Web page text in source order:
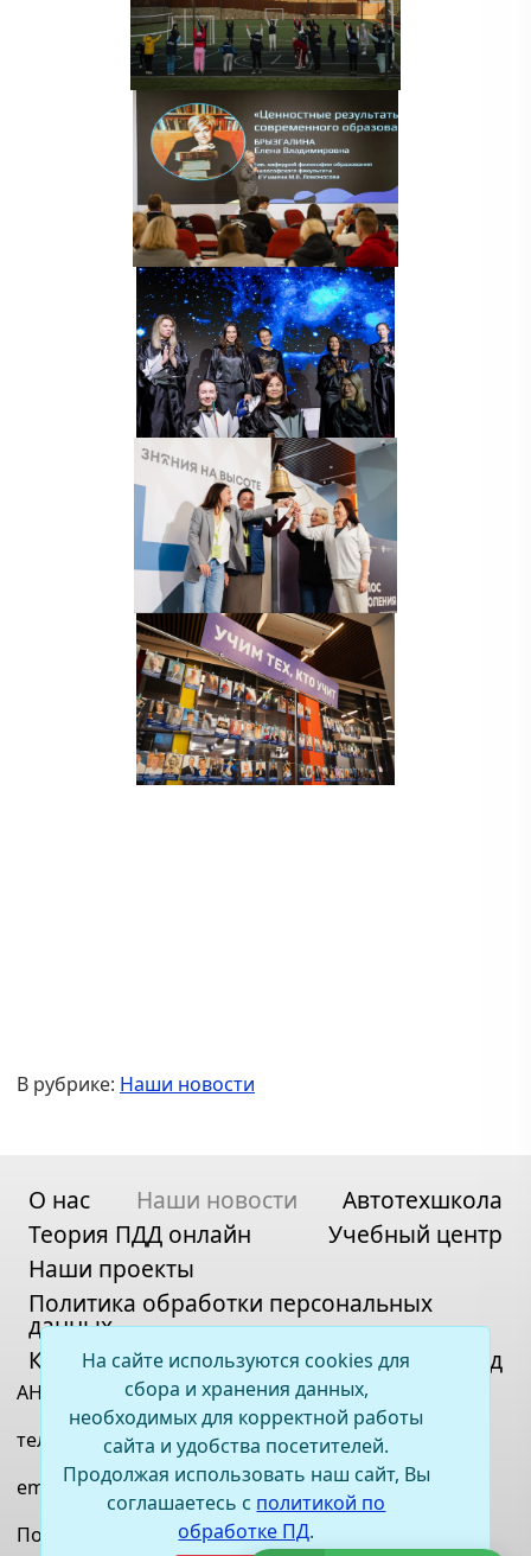
В рубрике: Наши новости
О нас Наши новости
Автотехшкола
Теория ПДД онлайн
Учебный центр
Наши проекты
Политика обработки персональных
данных
Контакты
Карта сайта Вход
АНО ДПО «ВСОЦ»
телефон:+7(395)2 67-11-33
email:irkauto@bk.ru
Политика обработки персональных данных
На сайте используются cookies для
сбора и хранения данных,
необходимых для корректной работы
сайта и удобства посетителей.
Продолжая использовать наш сайт, Вы
соглашаетесь с политикой по
обработке ПД.